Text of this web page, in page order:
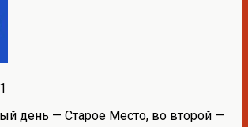
день — Старое Место, во второй —